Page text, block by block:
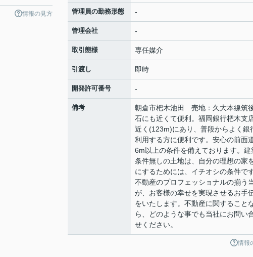
情報の見方 管理員の勤務形態 -
管理会社 -
取引態様 専任媒介
引渡し 即時
開発許可番号 -
備考
朝倉市杷木池田 売地：久大本線筑
石にも近くて便利。福岡銀行杷木支
近く(123m)にあり、普段からよく銀
利用する方に便利です。安心の前面
6m以上の条件を備えております。建
条件無しの土地は、自分の理想の家
にするためには、イチオシの条件で
不動産のプロフェッショナルの揃う
が、お客様の幸せを実現させるお手
をいたします。不動産に関すること
ら、どのような事でも当社にお問い
せください。
情報